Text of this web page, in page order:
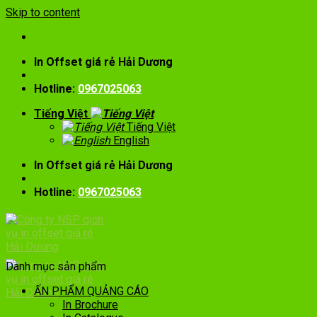
Skip to content
In Offset giá rẻ Hải Dương
Hotline: 0967025063
Tiếng Việt
Tiếng Việt
English
In Offset giá rẻ Hải Dương
Hotline: 0967025063
Danh mục sản phẩm
ẤN PHẨM QUẢNG CÁO
In Brochure